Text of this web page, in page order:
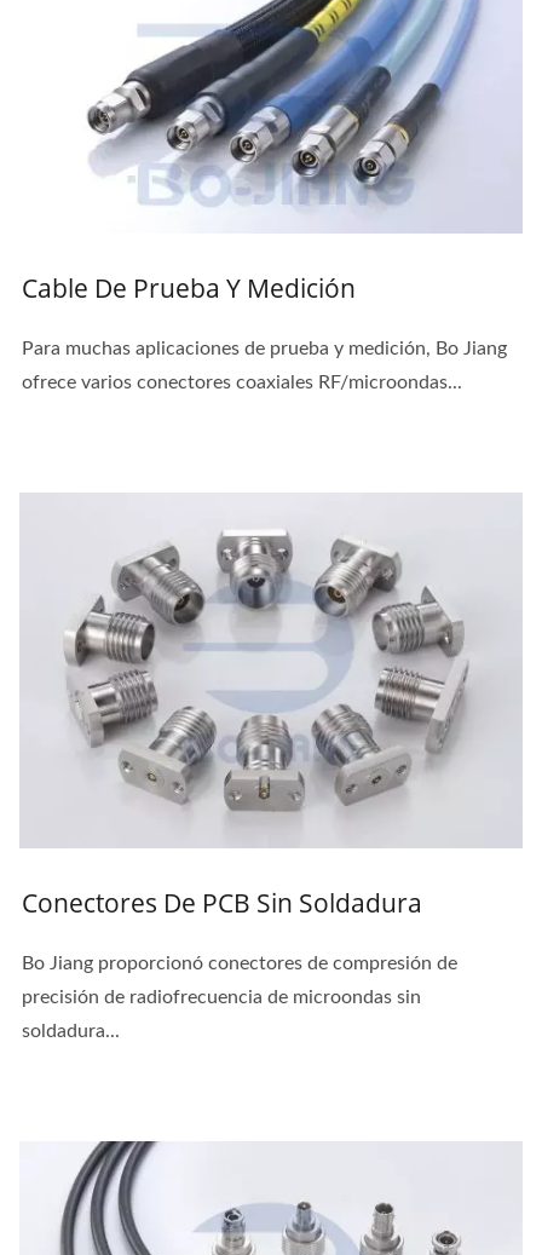
Cable De Prueba Y Medición
Para muchas aplicaciones de prueba y medición, Bo Jiang
ofrece varios conectores coaxiales RF/microondas...
Conectores De PCB Sin Soldadura
Bo Jiang proporcionó conectores de compresión de
precisión de radiofrecuencia de microondas sin
soldadura...